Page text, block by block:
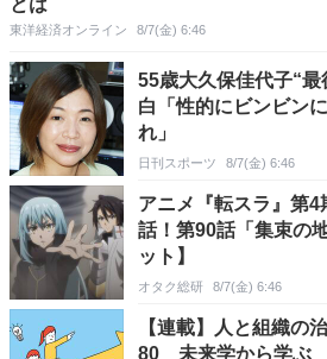
東洋経済オンライン 8/7(金) 6:46
55歳大久保佳代子“
白「性的にビンビン
れ」
日刊スポーツ 8/7(金) 6:46
アニメ『転スラ』第
話！第90話「集束の
ット】
オタク総研 8/7(金) 6:46
【連載】人と組織
80 未来学から学ぶ